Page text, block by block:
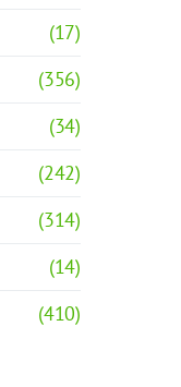
(17)
(356)
(34)
(242)
(314)
(14)
(410)